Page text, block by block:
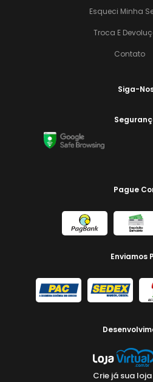
Esqueci Minha
Troca E
Contato
Siga-
Pague
Enviamos
Crie já sua